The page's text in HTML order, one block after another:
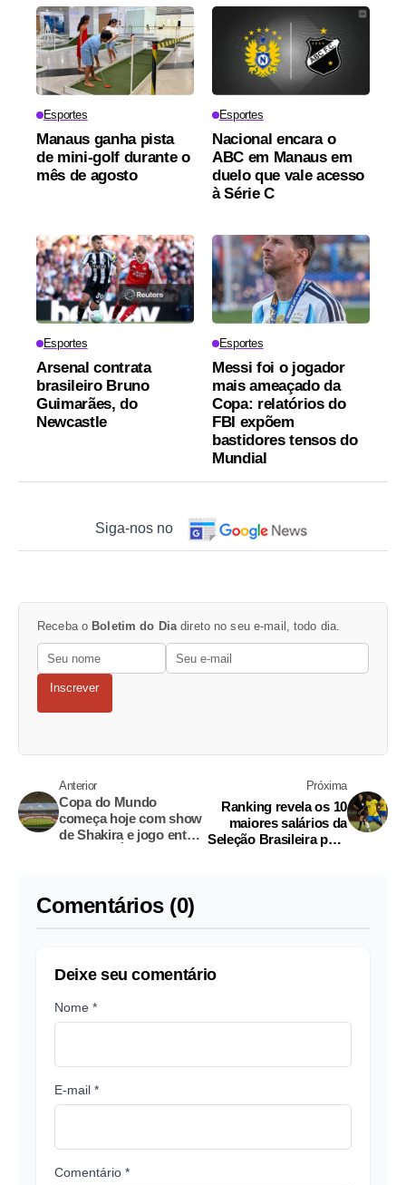
Esportes
Manaus ganha pista
de mini-golf durante o
mês de agosto
Esportes
Nacional encara o
ABC em Manaus em
duelo que vale acesso
à Série C
Esportes
Arsenal contrata
brasileiro Bruno
Guimarães, do
Newcastle
Esportes
Messi foi o jogador
mais ameaçado da
Copa: relatórios do
FBI expõem
bastidores tensos do
Mundial
Siga-nos no
Receba o Boletim do Dia direto no seu e-mail, todo dia.
Inscrever
Anterior
Copa do Mundo
começa hoje com show
de Shakira e jogo entre
Próxima
Ranking revela os 10
maiores salários da
Seleção Brasileira para
Comentários (0)
Deixe seu comentário
Nome *
E-mail *
Comentário *